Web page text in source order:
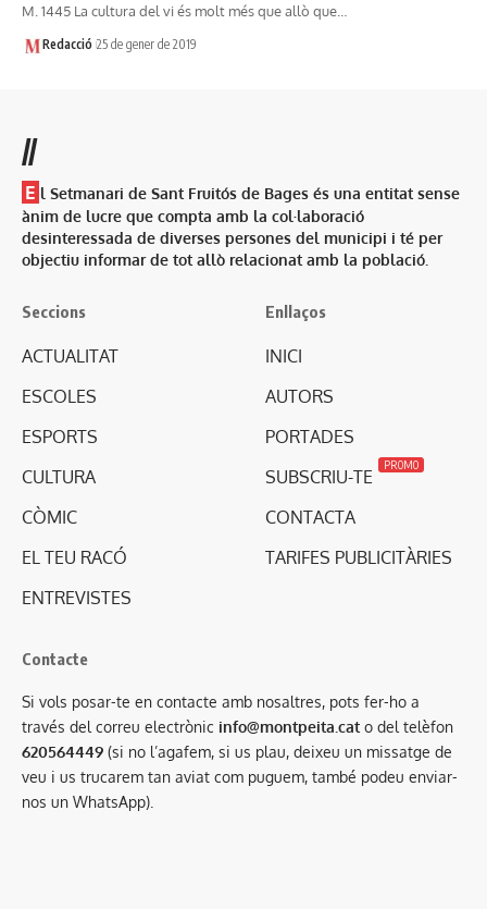
M. 1445 La cultura del vi és molt més que allò que…
Redacció 25 de gener de 2019
//
E l Setmanari de Sant Fruitós de Bages és una entitat sense
ànim de lucre que compta amb la col·laboració
desinteressada de diverses persones del municipi i té per
objectiu informar de tot allò relacionat amb la població.
Seccions
ACTUALITAT
ESCOLES
ESPORTS
CULTURA
CÒMIC
EL TEU RACÓ
ENTREVISTES
Enllaços
INICI
AUTORS
PORTADES
SUBSCRIU-TE
PROMO
CONTACTA
TARIFES PUBLICITÀRIES
Contacte
Si vols posar-te en contacte amb nosaltres, pots fer-ho a
través del correu electrònic info@montpeita.cat o del telèfon
620564449 (si no l’agafem, si us plau, deixeu un missatge de
veu i us trucarem tan aviat com puguem, també podeu enviar-
nos un WhatsApp).